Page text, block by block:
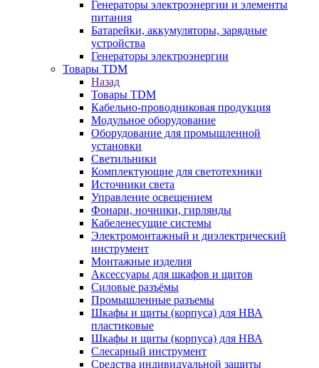
Генераторы электроэнергии и элементы
питания
Батарейки, аккумуляторы, зарядные
устройства
Генераторы электроэнергии
Товары TDM
Назад
Товары TDM
Кабельно-проводниковая продукция
Модульное оборудование
Оборудование для промышленной
установки
Светильники
Комплектующие для светотехники
Источники света
Управление освещением
Фонари, ночники, гирлянды
Кабеленесущие системы
Электромонтажный и диэлектрический
инструмент
Монтажные изделия
Аксессуары для шкафов и щитов
Силовые разъёмы
Промышленные разъемы
Шкафы и щиты (корпуса) для НВА
пластиковые
Шкафы и щиты (корпуса) для НВА
Слесарный инструмент
Средства индивидуальной защиты